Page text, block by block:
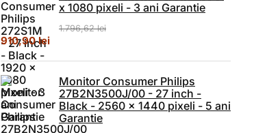
x 1080 pixeli - 3 ani Garantie
1.796,62lei
Prețul inițial a fost: 1.796,62 lei.
910,90leiPrețul curent este: 910,90 lei.
Monitor Consumer Philips
27B2N3500J/00 - 27 inch -
Black - 2560 x 1440 pixeli - 5 ani
Garantie